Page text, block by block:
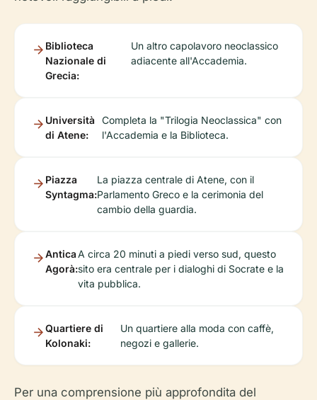
Biblioteca
Nazionale di
Grecia:
Un altro capolavoro neoclassico
adiacente all'Accademia.
Università
di Atene:
Completa la "Trilogia Neoclassica" con
l'Accademia e la Biblioteca.
Piazza
Syntagma:
La piazza centrale di Atene, con il
Parlamento Greco e la cerimonia del
cambio della guardia.
Antica
Agorà:
A circa 20 minuti a piedi verso sud, questo
sito era centrale per i dialoghi di Socrate e la
vita pubblica.
Quartiere di
Kolonaki:
Un quartiere alla moda con caffè,
negozi e gallerie.
Per una comprensione più approfondita del